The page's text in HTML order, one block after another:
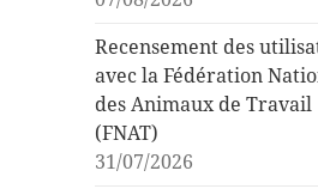
Recensement des
avec la Fédération
des Animaux de Travail
(FNAT)
31/07/2026